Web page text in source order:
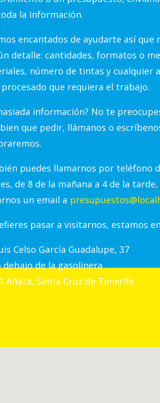
la información.
encantados de ayudarte así que
detalle: cantidades, formatos o
número de tintas y cualquier
que requiera el trabajo.
información? No te
que pedir, llámanos o
puedes llamarnos por teléfono
de 8 de la mañana a 4 de la tarde,
un email a
pasar a visitarnos, estamos
Celso García Guadalupe, 37
debajo de la gasolinera
Añaza, Santa Cruz de Tenerife